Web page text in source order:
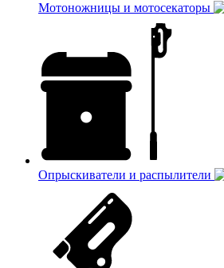
Мотоножницы и мотосекаторы
Опрыскиватели и распылители